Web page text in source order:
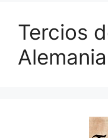
Tercios
Alemania